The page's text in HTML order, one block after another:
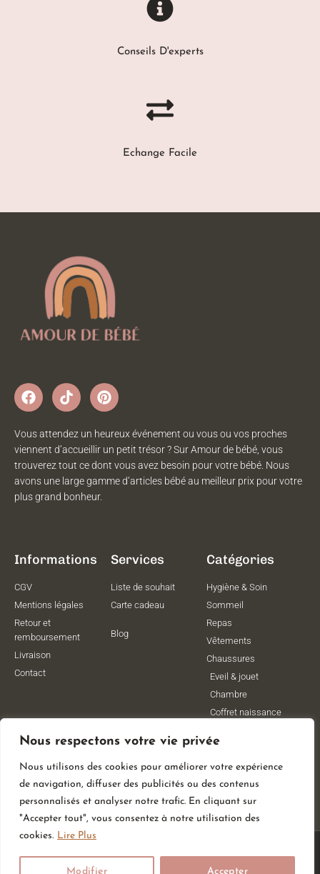
Nous respectons votre vie privée
Nous utilisons des cookies pour améliorer votre expérience
de navigation, diffuser des publicités ou des contenus
personnalisés et analyser notre trafic. En cliquant sur
"Accepter tout", vous consentez à notre utilisation des
cookies. Lire Plus
Modifier Accepter
Conseils D'experts
Echange Facile
Vous attendez un heureux événement ou vous ou vos proches
viennent d’accueillir un petit trésor ? Sur Amour de bébé, vous
trouverez tout ce dont vous avez besoin pour votre bébé. Nous
avons une large gamme d’articles bébé au meilleur prix pour votre
plus grand bonheur.
Informations
CGV
Mentions légales
Retour et
remboursement
Livraison
Contact
Services
Liste de souhait
Carte cadeau
Blog
Catégories
Hygiène & Soin
Sommeil
Repas
Vêtements
Chaussures
Eveil & jouet
Chambre
Coffret naissance
Vêtements de
grossesse
Lithothérapie
Poussettes
© All Rights Reserved